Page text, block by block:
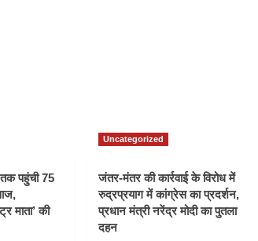
तक पहुंची 75
माता’ की
Uncategorized
जंतर-मंतर की कार्रवाई के विरोध में
रुद्रप्रयाग में कांग्रेस का प्रदर्शन,
प्रधान मंत्री नरेंद्र मोदी का पुतला
दहन